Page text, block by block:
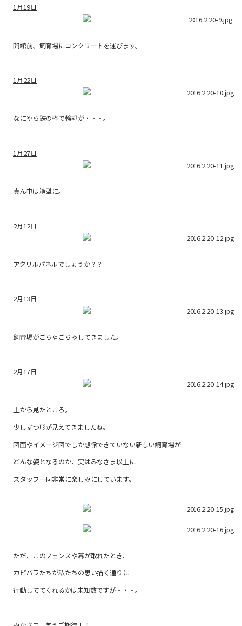
1月19日
開館前、飼育場にコンクリートを運びます。
1月22日
なにやら鉄の棒で輪郭が・・・。
1月27日
真ん中は箱型に。
2月12日
アクリルパネルでしょうか？？
2月13日
飼育場がごちゃごちゃしてきました。
2月17日
上から見たところ。
少しずつ形が見えてきましたね。
図面やイメージ図でしか想像できていない新しい飼育場が
どんな姿となるのか、実はみなさま以上に
スタッフ一同非常に楽しみにしています。
ただ、このフェンスや幕が取れたとき、
カピバラたちが私たちの思い描く通りに
行動しててくれるかは未知数ですが・・・。